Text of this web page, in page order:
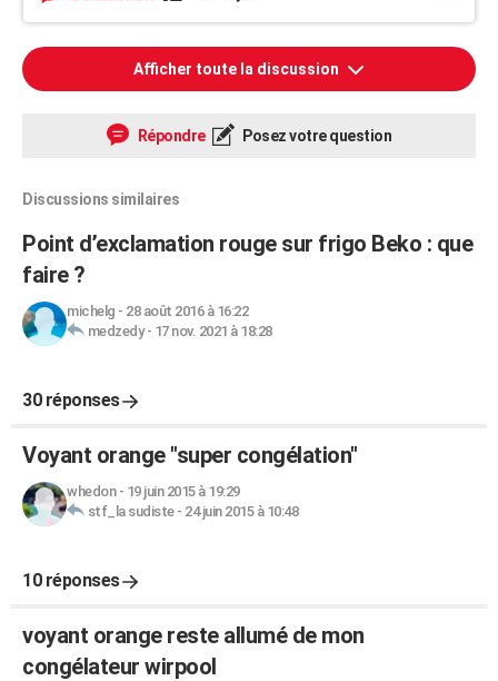
Afficher toute la discussion
Répondre Posez votre question
Discussions similaires
Point d’exclamation rouge sur frigo Beko : que
faire ?
michelg - 28 août 2016 à 16:22
medzedy- 17 nov. 2021 à 18:28
30 réponses
Voyant orange "super congélation"
whedon- 19 juin 2015 à 19:29
stf_la sudiste- 24 juin 2015 à 10:48
10 réponses
voyant orange reste allumé de mon
congélateur wirpool